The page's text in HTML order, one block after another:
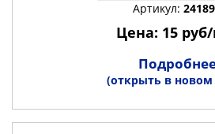
Артикул:
Цена: 15
(открыть в новом